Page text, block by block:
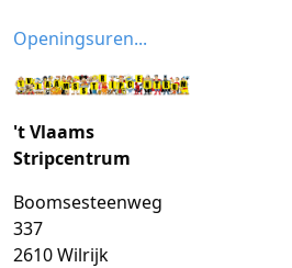
Openingsuren...
't Vlaams
Stripcentrum
Boomsesteenweg
337
2610 Wilrijk